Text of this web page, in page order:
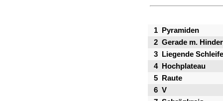
1
Pyramiden
2 Gerade m.
3
Liegende Schleife
4
Hochplateau
5
Raute
6 V